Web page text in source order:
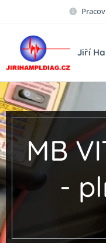
Jiří
MB
-